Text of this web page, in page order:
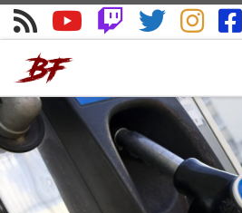
Skip to content